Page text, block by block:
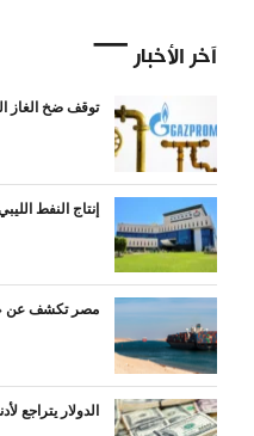
آخر الأخبار
توقف ضخ الغاز
إنتاج النفط
مصر تكشف عن
الدولار يتراجع